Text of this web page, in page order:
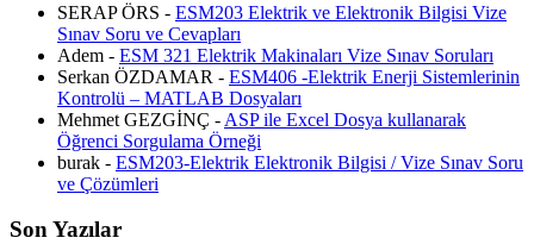
SERAP ÖRS - ESM203 Elektrik ve Elektronik Bilgisi Vize
Sınav Soru ve Cevapları
Adem - ESM 321 Elektrik Makinaları Vize Sınav Soruları
Serkan ÖZDAMAR - ESM406 -Elektrik Enerji Sistemlerinin
Kontrolü – MATLAB Dosyaları
Mehmet GEZGİNÇ - ASP ile Excel Dosya kullanarak
Öğrenci Sorgulama Örneği
burak - ESM203-Elektrik Elektronik Bilgisi / Vize Sınav Soru
ve Çözümleri
Son Yazılar